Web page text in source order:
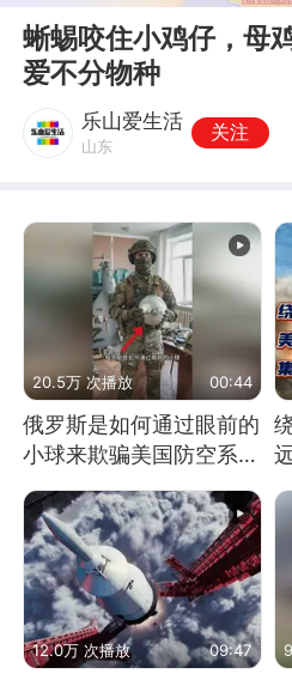
蜥蜴咬住小鸡仔，母
爱不分物种
乐山爱生活
山东
关注
20.5万 次播放 00:44
俄罗斯是如何通过眼前的
小球来欺骗美国防空系统
的
12.0万 次播放 09:47